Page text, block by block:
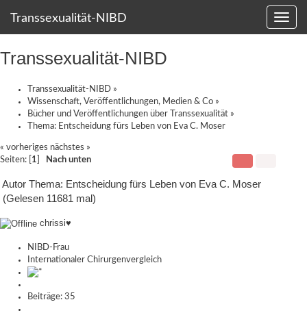
Transsexualität-NIBD
Transsexualität-NIBD
Transsexualität-NIBD »
Wissenschaft, Veröffentlichungen, Medien & Co »
Bücher und Veröffentlichungen über Transsexualität »
Thema: Entscheidung fürs Leben von Eva C. Moser
« vorheriges nächstes »
Seiten: [ 1 Nach unten
Autor Thema: Entscheidung fürs Leben von Eva C. Moser
(Gelesen 11681 mal)
chrissi♥
NIBD-Frau
Internationaler Chirurgenvergleich
Beiträge: 35